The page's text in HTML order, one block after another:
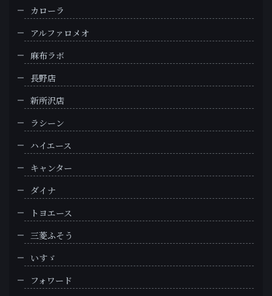
カローラ
アルファロメオ
麻布ラボ
長野店
新所沢店
ラシーン
ハイエース
キャンター
ダイナ
トヨエース
三菱ふそう
いすゞ
フォワード